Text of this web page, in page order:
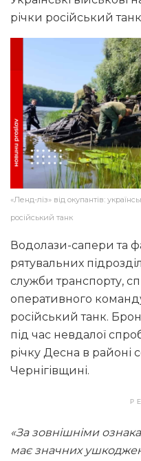
річки російський
«Ленд-ліз» від окупантів:
російський танк
Водолази-сапери та
рятувальних
служби транспорту,
оперативного
російський танк.
під час невдалої
річку Десна в районі
Чернігівщині.
«За зовнішніми
має значних